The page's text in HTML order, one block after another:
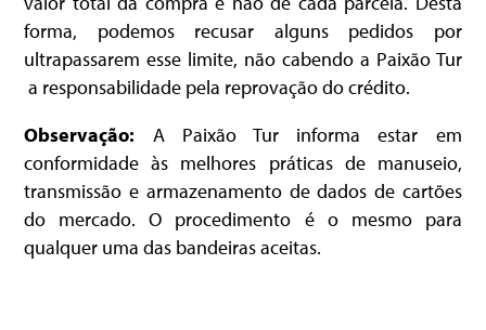
forma, podemos recusar alguns pedidos por
ultrapassarem esse limite, não cabendo a Paixão Tur
a responsabilidade pela reprovação do crédito.
Observação: A Paixão Tur informa estar em
conformidade às melhores práticas de manuseio,
transmissão e armazenamento de dados de cartões
do mercado. O procedimento é o mesmo para
qualquer uma das bandeiras aceitas.